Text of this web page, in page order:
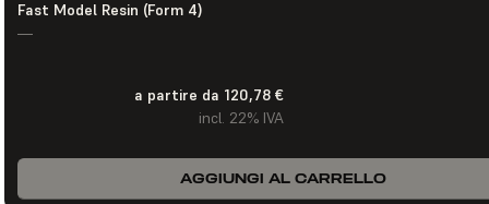
Fast Model Resin (Form 4)
—
a partire da 120,78 €
incl. 22% IVA
AGGIUNGI AL CARRELLO